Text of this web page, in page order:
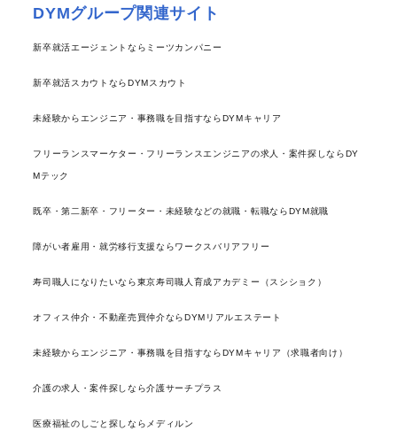
DYMグループ関連サイト
新卒就活エージェントならミーツカンパニー
新卒就活スカウトならDYMスカウト
未経験からエンジニア・事務職を目指すならDYMキャリア
フリーランスマーケター・フリーランスエンジニアの求人・案件探しならDY
Mテック
既卒・第二新卒・フリーター・未経験などの就職・転職ならDYM就職
障がい者雇用・就労移行支援ならワークスバリアフリー
寿司職人になりたいなら東京寿司職人育成アカデミー（スシショク）
オフィス仲介・不動産売買仲介ならDYMリアルエステート
未経験からエンジニア・事務職を目指すならDYMキャリア（求職者向け）
介護の求人・案件探しなら介護サーチプラス
医療福祉のしごと探しならメディルン